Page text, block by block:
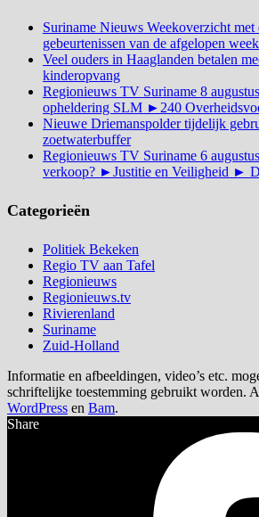
Suriname Nieuws Weekoverzicht met
gebeurtenissen van de afgelopen
Veel ouders in Haaglanden betalen
kinderopvang
Regionieuws TV Suriname 8
opheldering SLM ►240
Nieuwe Driemanspolder tijdelijk
zoetwaterbuffer
Regionieuws TV Suriname 6
verkoop? ►Justitie en Veiligheid ►
Categorieën
Politiek Bekeken
Regio TV aan Tafel
Regionieuws
Regionieuws.tv
Rivierenland
Suriname
Zuid-Holland
Informatie en afbeeldingen, video’s etc.
schriftelijke toestemming gebruikt worden.
WordPress en Bam.
Share